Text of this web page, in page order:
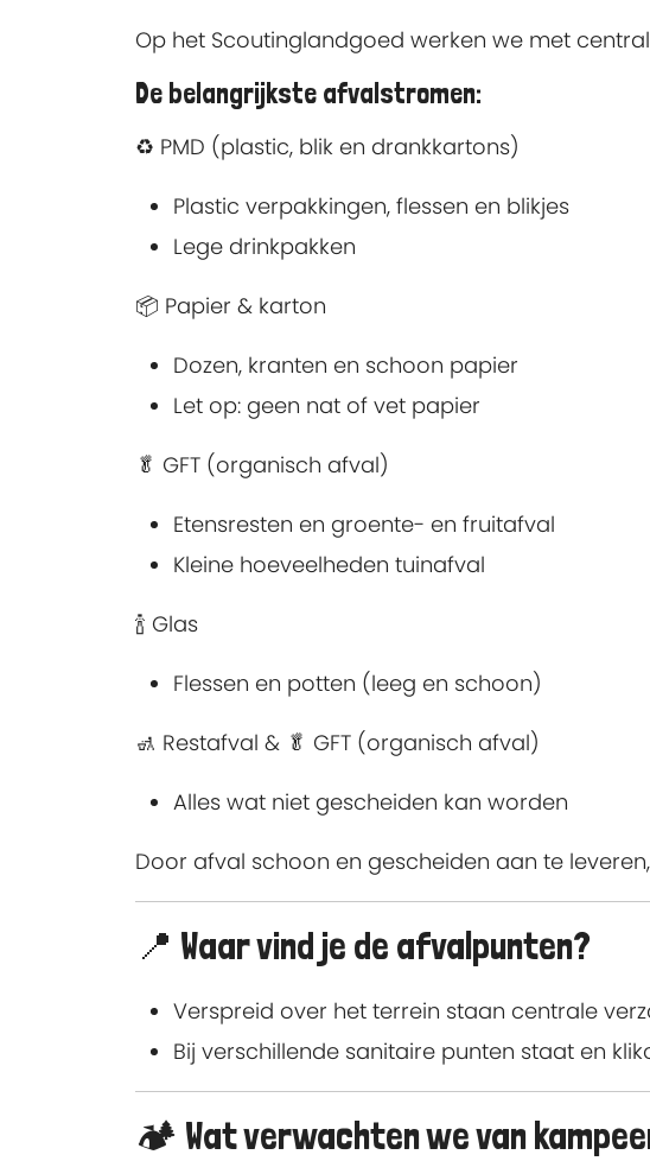
Op het Scoutinglandgoed werken we met
De belangrijkste afvalstromen:
♻️ PMD (plastic, blik en drankkartons)
Plastic verpakkingen, flessen en blikjes
Lege drinkpakken
📦 Papier & karton
Dozen, kranten en schoon papier
Let op: geen nat of vet papier
🥬 GFT (organisch afval)
Etensresten en groente- en fruitafval
Kleine hoeveelheden tuinafval
🍾 Glas
Flessen en potten (leeg en schoon)
🚮 Restafval & 🥬 GFT (organisch afval)
Alles wat niet gescheiden kan worden
Door afval schoon en gescheiden aan te
📍 Waar vind je de afvalpunten?
Verspreid over het terrein staan centrale
Bij verschillende sanitaire punten staat en
🏕️ Wat verwachten we van